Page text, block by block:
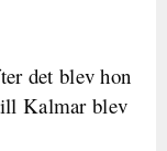
det blev hon
Kalmar blev